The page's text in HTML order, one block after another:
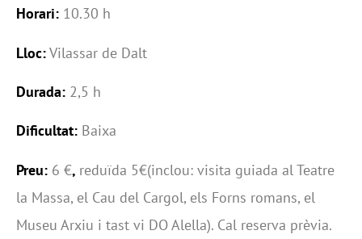
Horari: 10.30 h
Lloc:Vilassar de Dalt
Durada: 2,5 h
Dificultat: Baixa
Preu: 6 €, reduïda 5€(inclou: visita guiada al Teatre
la Massa, el Cau del Cargol, els Forns romans, el
Museu Arxiu i tast vi DO Alella). Cal reserva prèvia.